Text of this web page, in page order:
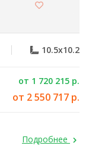
10.5x10.2
от 1 720 215 р.
от 2 550 717 р.
Подробнее